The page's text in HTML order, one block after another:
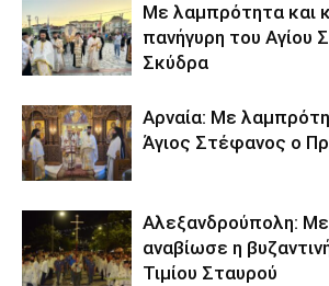
Με λαμπρότητα και
πανήγυρη του Αγίου
Σκύδρα
Αρναία: Με
Άγιος Στέφανος ο
Αλεξανδρούπολη:
αναβίωσε η
Τιμίου Σταυρού